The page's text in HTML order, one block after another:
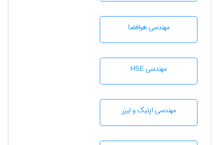
مهندسی هوافضا
مهندسی HSE
مهندسی اپتیک و لیزر